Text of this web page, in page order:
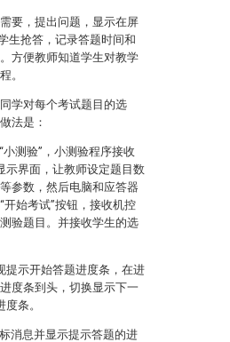
要，提出问题，显示在屏
生抢答，记录答题时间和
方便教师知道学生对教学
。
学对每个考试题目的选
法是：
测验”，小测验程序接收
示界面，让教师设定题目数
参数，然后电脑和应答器
始考试”按钮，接收机控
验题目。并接收学生的选
提示开始答题进度条，在进
度条到头，切换显示下一
条。
消息并显示提示答题的进